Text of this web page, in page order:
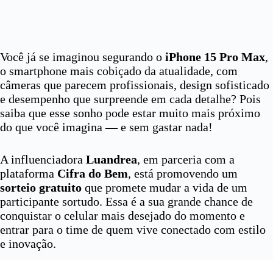
Você já se imaginou segurando o iPhone 15 Pro Max,
o smartphone mais cobiçado da atualidade, com
câmeras que parecem profissionais, design sofisticado
e desempenho que surpreende em cada detalhe? Pois
saiba que esse sonho pode estar muito mais próximo
do que você imagina — e sem gastar nada!
A influenciadora Luandrea, em parceria com a
plataforma Cifra do Bem, está promovendo um
sorteio gratuito que promete mudar a vida de um
participante sortudo. Essa é a sua grande chance de
conquistar o celular mais desejado do momento e
entrar para o time de quem vive conectado com estilo
e inovação.